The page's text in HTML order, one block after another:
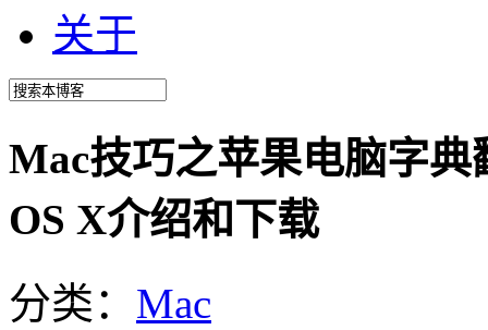
关于
Mac技巧之苹果电脑字
OS X介绍和下载
分类： Mac